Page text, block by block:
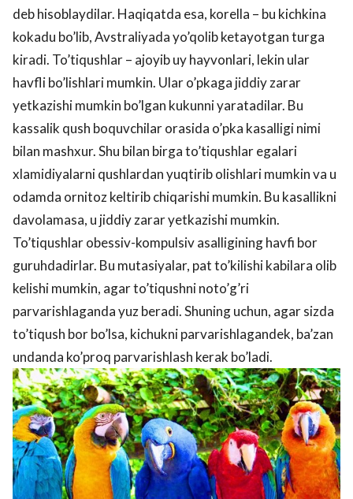
deb hisoblaydilar. Haqiqatda esa, korella – bu kichkina
kokadu bo’lib, Avstraliyada yo’qolib ketayotgan turga
kiradi. To’tiqushlar – ajoyib uy hayvonlari, lekin ular
havfli bo’lishlari mumkin. Ular o’pkaga jiddiy zarar
yetkazishi mumkin bo’lgan kukunni yaratadilar. Bu
kassalik qush boquvchilar orasida o’pka kasalligi nimi
bilan mashxur. Shu bilan birga to’tiqushlar egalari
xlamidiyalarni qushlardan yuqtirib olishlari mumkin va u
odamda ornitoz keltirib chiqarishi mumkin. Bu kasallikni
davolamasa, u jiddiy zarar yetkazishi mumkin.
To’tiqushlar obessiv-kompulsiv asalligining havfi bor
guruhdadirlar. Bu mutasiyalar, pat to’kilishi kabilara olib
kelishi mumkin, agar to’tiqushni noto’g’ri
parvarishlaganda yuz beradi. Shuning uchun, agar sizda
to’tiqush bor bo’lsa, kichukni parvarishlagandek, ba’zan
undanda ko’proq parvarishlash kerak bo’ladi.